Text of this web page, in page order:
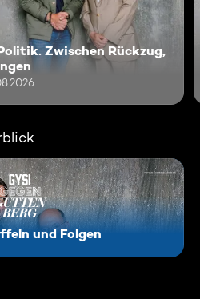
Zwischen Rückzug,
und Folgen